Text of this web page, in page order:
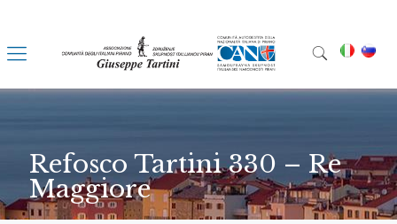
Refosco Tartini 330 – Re
Maggiore